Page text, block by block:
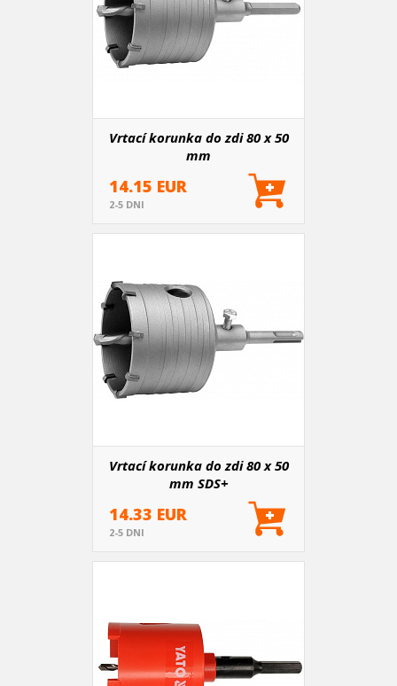
Vrtací korunka do zdi 80 x 50
mm
14.15 EUR
2-5 DNI
Vrtací korunka do zdi 80 x 50
mm SDS+
14.33 EUR
2-5 DNI